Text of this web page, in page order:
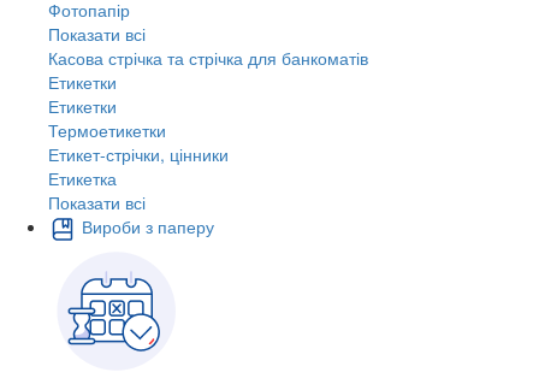
Фотопапір
Показати всі
Касова стрічка та стрічка для банкоматів
Етикетки
Етикетки
Термоетикетки
Етикет-стрічки, цінники
Етикетка
Показати всі
Вироби з паперу